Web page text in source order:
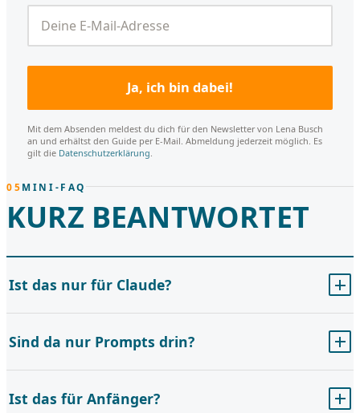
Ja, ich bin dabei!
Mit dem Absenden meldest du dich für den Newsletter von Lena Busch
an und erhältst den Guide per E-Mail. Abmeldung jederzeit möglich. Es
gilt die Datenschutzerklärung.
05MINI-FAQ
KURZ BEANTWORTET
Ist das nur für Claude?
Sind da nur Prompts drin?
Ist das für Anfänger?